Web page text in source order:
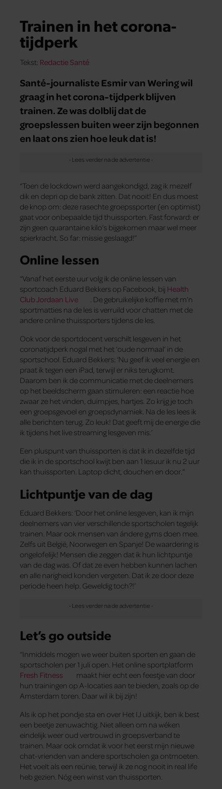
Trainen in het corona-
tijdperk
Tekst: Redactie Santé
Santé-journaliste Esmir van Wering wil
graag in het corona-tijdperk blijven
trainen. Ze was dolblij dat de
groepslessen buiten weer zijn begonnen
en laat ons zien hoe leuk dat is!
“Toen de lockdown werd aangekondigd, zag ik mezelf
dik en depri op de bank zitten. Dat nooit! En dus moest
de knop om: deze rasechte groepssporter (en optimist)
gaat voor onbepaalde tijd thuissporten. Fast forward: er
zijn geen quarantaine kilo’s bijgekomen maar wel meer
spierkracht. So far: missie geslaagd!”
Online lessen
“Vanaf het eerste uur volg ik de online lessen van
sportcoach Eduard Bekkers op Facebook, bij Health
Club Jordaan Live
. De gebruikelijke koffie met m’n
sportmatties na de les is verruild voor chatten met de
andere online thuissporters tijdens de les.
Ook voor de sportdocent verschilt lesgeven in het
coronatijdperk nogal met het ‘oude normaal’ in de
sportschool. Eduard Bekkers: ‘Nu geef ik veel energie en
praat ik tegen een iPad, terwijl er niks terugkomt.
Daarom ben ik de communicatie met de deelnemers
op het beeldscherm gaan stimuleren: een reactie hoe
zwaar ze het vinden, duimpjes, hartjes. Zo krijg je toch
een groepsgevoel en groepsdynamiek. Na de les lees ik
alle berichten terug. Zo leuk! Dat geeft mij de energie die
ik tijdens het live streaming lesgeven mis.’
Een pluspunt van thuissporten is dat ik in dezelfde tijd
die ik in de sportschool kwijt ben aan 1 lesuur ik nu 2 uur
kan thuissporten. Laptop dicht, douchen en door.”
Lichtpuntje van de dag
Eduard Bekkers: ‘Door het online lesgeven, kan ik mijn
deelnemers van vier verschillende sportscholen tegelijk
trainen. Maar ook mensen van ándere gyms doen mee.
Zelfs uit België, Noorwegen en Spanje! De waardering is
ongelofelijk! Mensen die zeggen dat ik hun lichtpuntje
van de dag was. Of dat ze even hebben kunnen lachen
en alle narigheid konden vergeten. Dat ik ze door deze
periode heen help. Geweldig toch?!’
Let’s go outside
“Inmiddels mogen we weer buiten sporten en gaan de
sportscholen per 1 juli open. Het online sportplatform
Fresh Fitness
maakt hier echt een feestje van door
hun trainingen op A-locaties aan te bieden, zoals op de
Amsterdam toren. Daar wil ik bij zijn!
Als ik op het pondje sta en over Het IJ uitkijk, ben ik best
een beetje zenuwachtig. Niet alleen om na wéken
eindelijk weer oud vertrouwd in groepsverband te
trainen. Maar ook omdat ik voor het eerst mijn nieuwe
chat-vrienden van andere sportscholen ga ontmoeten.
Het voelt als een reünie, terwijl ik ze nog nooit in real life
heb gezien. Nóg een winst van thuissporten.